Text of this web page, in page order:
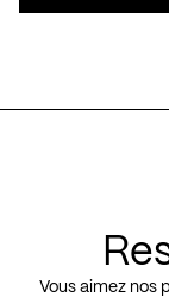
Vous aimez nos